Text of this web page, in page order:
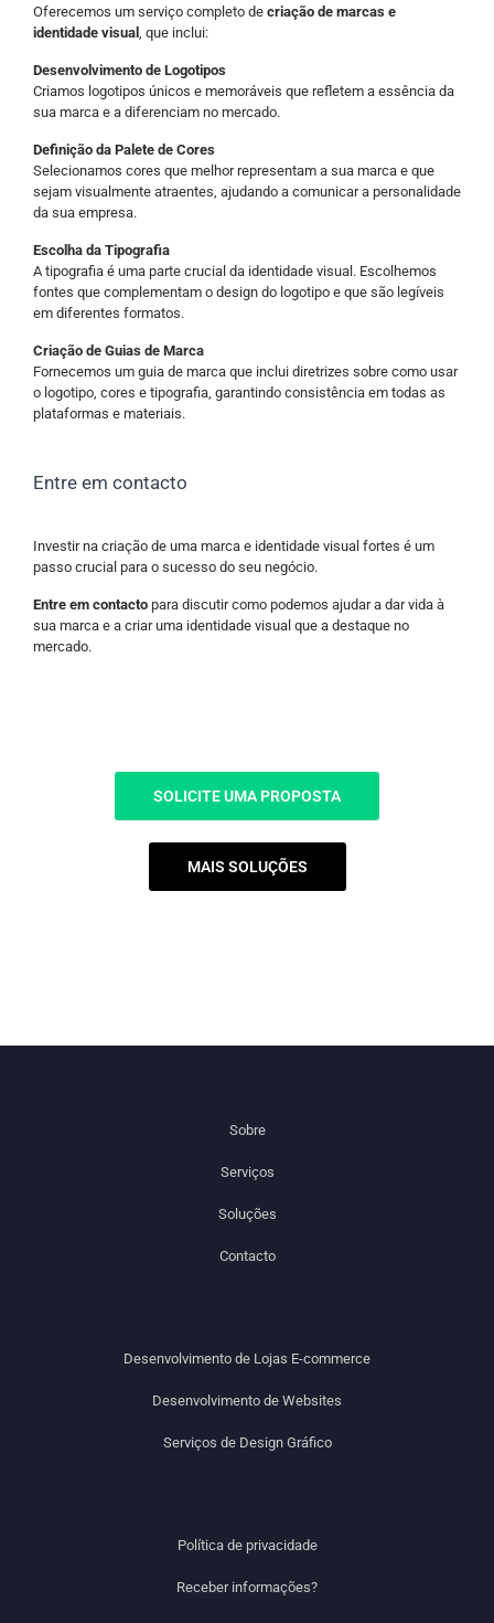
Oferecemos um serviço completo de criação de marcas e
identidade visual , que inclui:
Desenvolvimento de Logotipos
Criamos logotipos únicos e memoráveis que refletem a essência da
sua marca e a diferenciam no mercado.
Definição da Palete de Cores
Selecionamos cores que melhor representam a sua marca e que
sejam visualmente atraentes, ajudando a comunicar a personalidade
da sua empresa.
Escolha da Tipografia
A tipografia é uma parte crucial da identidade visual. Escolhemos
fontes que complementam o design do logotipo e que são legíveis
em diferentes formatos.
Criação de Guias de Marca
Fornecemos um guia de marca que inclui diretrizes sobre como usar
o logotipo, cores e tipografia, garantindo consistência em todas as
plataformas e materiais.
Entre em contacto
Investir na criação de uma marca e identidade visual fortes é um
passo crucial para o sucesso do seu negócio.
Entre em contacto para discutir como podemos ajudar a dar vida à
sua marca e a criar uma identidade visual que a destaque no
mercado.
SOLICITE UMA PROPOSTA
MAIS SOLUÇÕES
Sobre
Serviços
Soluções
Contacto
Desenvolvimento de Lojas E-commerce
Desenvolvimento de Websites
Serviços de Design Gráfico
Política de privacidade
Receber informações?